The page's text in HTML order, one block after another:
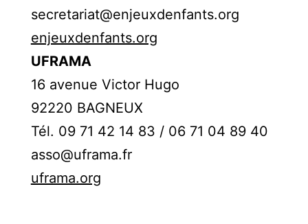
secretariat@enjeuxdenfants.org
enjeuxdenfants.org
UFRAMA
16 avenue Victor Hugo
92220 BAGNEUX
Tél. 09 71 42 14 83 / 06 71 04 89 40
asso@uframa.fr
uframa.org